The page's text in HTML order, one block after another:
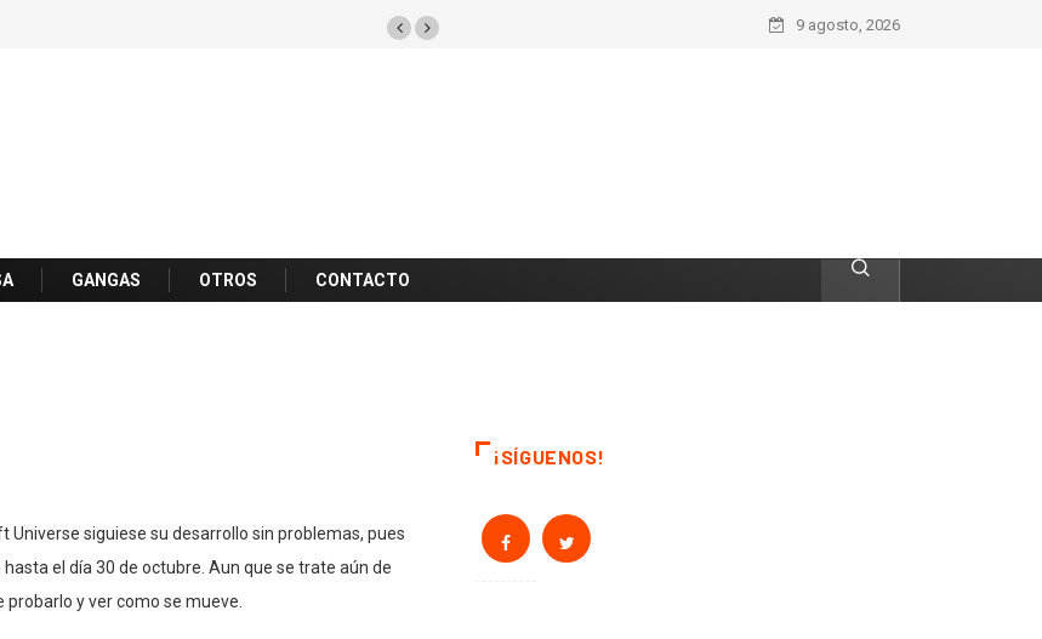
9 agosto, 2026
GANGAS OTROS CONTACTO
siguiese su desarrollo sin problemas, pues
el día 30 de octubre. Aun que se trate aún de
y ver como se mueve.
¡SÍGUENOS!